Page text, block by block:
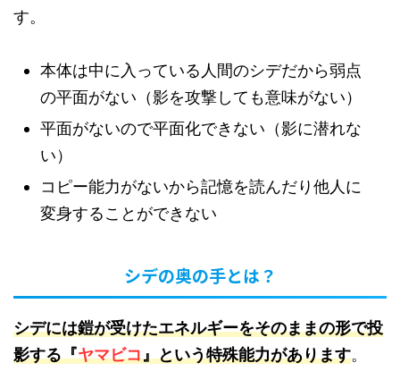
す。
本体は中に入っている人間のシデだから弱点
の平面がない（影を攻撃しても意味がない）
平面がないので平面化できない（影に潜れな
い）
コピー能力がないから記憶を読んだり他人に
変身することができない
シデの奥の手とは？
シデには鎧が受けたエネルギーをそのままの形で投
影する『ヤマビコ』という特殊能力があります。